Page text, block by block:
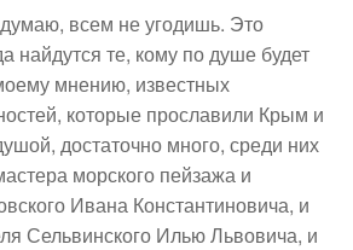
всем не угодишь. Это
найдутся те, кому по душе будет
мнению, известных
которые прославили Крым и
достаточно много, среди них
морского пейзажа и
Ивана Константиновича, и
Сельвинского Илью Львовича, и